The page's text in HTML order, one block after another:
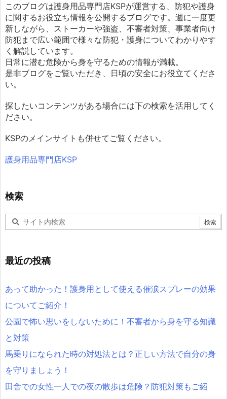
このブログは護身用品専門店KSPが運営する、防犯や護身
に関するお役立ち情報を公開するブログです。週に一度更
新しながら、ストーカーや強盗、不審者対策、事業者向け
防犯まで広い範囲で様々な防犯・護身についてわかりやす
く解説しています。
日常に潜む危険から身を守るための情報が満載。
是非ブログをご覧いただき、日頃の安全にお役立てくださ
い。
探したいコンテンツがある場合には下の検索を活用してく
ださい。
KSPのメインサイトも併せてご覧ください。
護身用品専門店KSP
検索
最近の投稿
あって助かった！護身用として使える催涙スプレーの効果
についてご紹介！
公園で怖い思いをしないために！不審者から身を守る知識
と対策
馬乗りになられた時の対処法とは？正しい方法で自分の身
を守りましょう！
田舎での女性一人での夜の散歩は危険？防犯対策もご紹